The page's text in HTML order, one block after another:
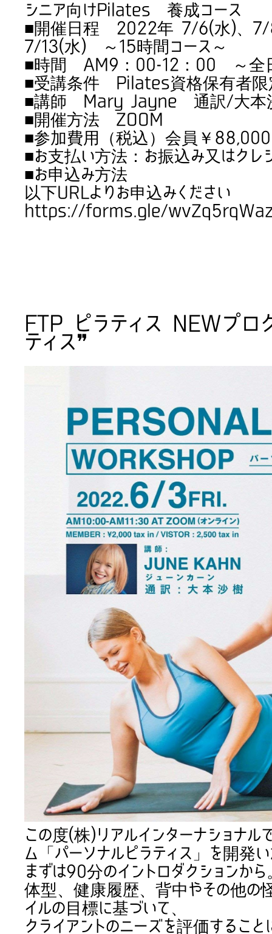
シニア向けPilates 養成コース
■開催日程 2022年 7/6(水)、7/
7/13(水) ～15時間コース～
■時間 AM9：00-12：00 ～全
■受講条件 Pilates資格保有者限
■講師 Mary Jayne 通訳/大本
■開催方法 ZOOM
■参加費用（税込）会員￥
■お支払い方法：お振込み又はクレ
■お申込み方法
以下URLよりお申込みください
https://forms.gle/
FTP ピラティス NEWプロ
ティス❞
この度(株)リアルインターナショナ
ム「パーソナルピラティス」を開発
まずは90分のイントロダクションか
体型、健康履歴、背中やその他の怪
イルの目標に基づいて、
クライアントのニーズを評価するこ